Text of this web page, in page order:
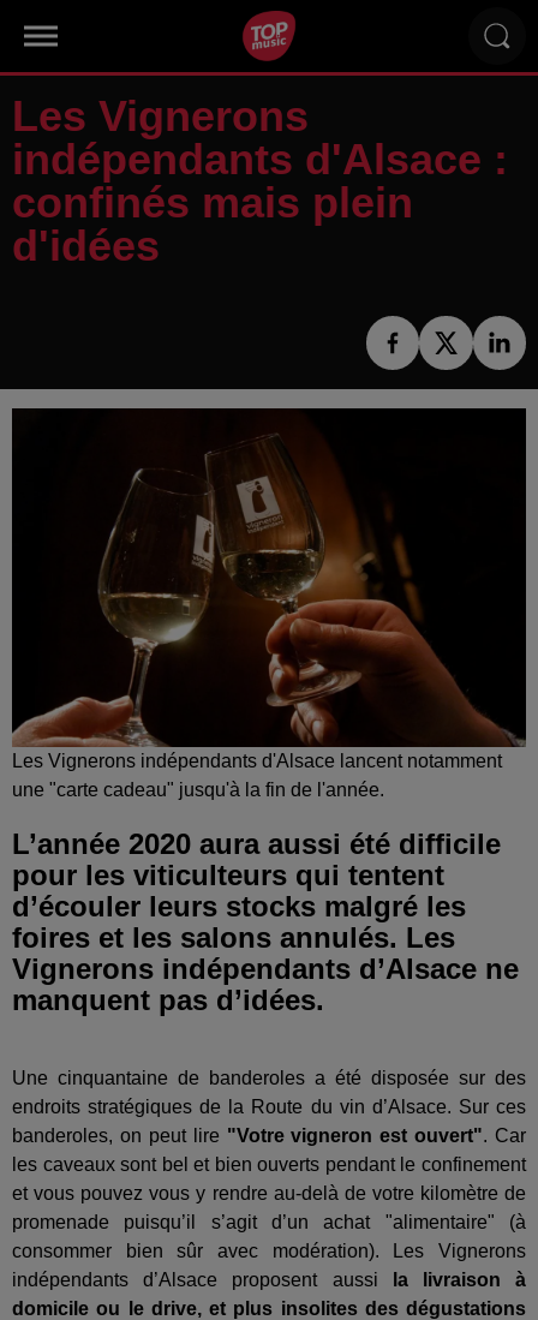
Les Vignerons
indépendants d'Alsace :
confinés mais plein
d'idées
Les Vignerons indépendants d'Alsace lancent notamment
une "carte cadeau" jusqu'à la fin de l'année.
L’année 2020 aura aussi été difficile
pour les viticulteurs qui tentent
d’écouler leurs stocks malgré les
foires et les salons annulés. Les
Vignerons indépendants d’Alsace ne
manquent pas d’idées.
Une cinquantaine de banderoles a été disposée sur des
endroits stratégiques de la Route du vin d’Alsace. Sur ces
banderoles, on peut lire "Votre vigneron est ouvert". Car
les caveaux sont bel et bien ouverts pendant le confinement
et vous pouvez vous y rendre au-delà de votre kilomètre de
promenade puisqu’il s’agit d’un achat "alimentaire" (à
consommer bien sûr avec modération). Les Vignerons
indépendants d’Alsace proposent aussi
la livraison à
domicile ou le drive, et plus insolites des dégustations